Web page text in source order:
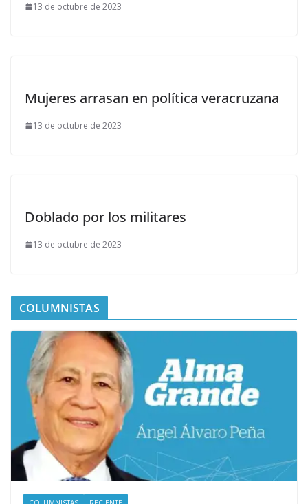
13 de octubre de 2023
Mujeres arrasan en política veracruzana
13 de octubre de 2023
Doblado por los militares
13 de octubre de 2023
COLUMNISTAS